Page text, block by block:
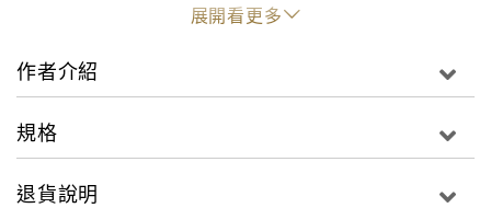
展開看更多
作者介紹
規格
退貨說明